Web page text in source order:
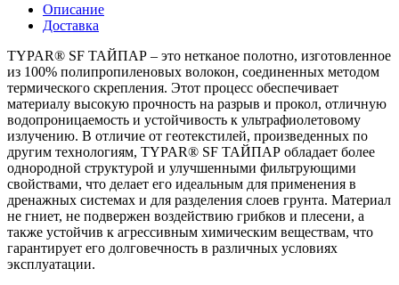
Описание
Доставка
TYPAR® SF ТАЙПАР – это нетканое полотно, изготовленное
из 100% полипропиленовых волокон, соединенных методом
термического скрепления. Этот процесс обеспечивает
материалу высокую прочность на разрыв и прокол, отличную
водопроницаемость и устойчивость к ультрафиолетовому
излучению. В отличие от геотекстилей, произведенных по
другим технологиям, TYPAR® SF ТАЙПАР обладает более
однородной структурой и улучшенными фильтрующими
свойствами, что делает его идеальным для применения в
дренажных системах и для разделения слоев грунта. Материал
не гниет, не подвержен воздействию грибков и плесени, а
также устойчив к агрессивным химическим веществам, что
гарантирует его долговечность в различных условиях
эксплуатации.